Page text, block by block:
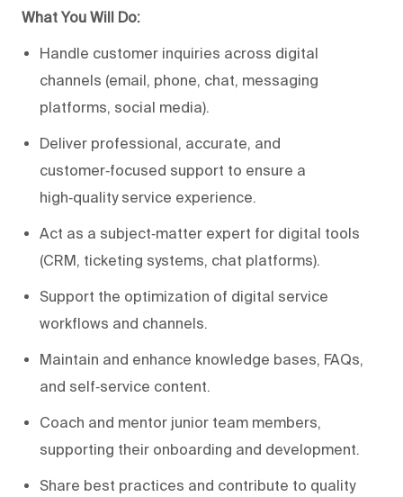
What You Will Do:
Handle customer inquiries across digital
channels (email, phone, chat, messaging
platforms, social media).
Deliver professional, accurate, and
customer‑focused support to ensure a
high‑quality service experience.
Act as a subject‑matter expert for digital tools
(CRM, ticketing systems, chat platforms).
Support the optimization of digital service
workflows and channels.
Maintain and enhance knowledge bases, FAQs,
and self‑service content.
Coach and mentor junior team members,
supporting their onboarding and development.
Share best practices and contribute to quality